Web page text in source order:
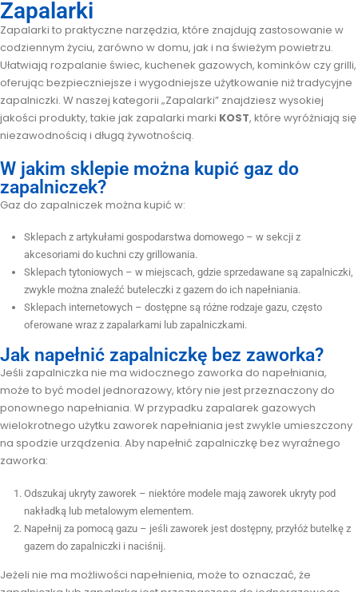
Zapalarki
Zapalarki to praktyczne narzędzia, które znajdują zastosowanie w
codziennym życiu, zarówno w domu, jak i na świeżym powietrzu.
Ułatwiają rozpalanie świec, kuchenek gazowych, kominków czy grilli,
oferując bezpieczniejsze i wygodniejsze użytkowanie niż tradycyjne
zapalniczki. W naszej kategorii „Zapalarki” znajdziesz wysokiej
jakości produkty, takie jak zapalarki marki KOST, które wyróżniają się
niezawodnością i długą żywotnością.
W jakim sklepie można kupić gaz do
zapalniczek?
Gaz do zapalniczek można kupić w:
Sklepach z artykułami gospodarstwa domowego – w sekcji z
akcesoriami do kuchni czy grillowania.
Sklepach tytoniowych – w miejscach, gdzie sprzedawane są zapalniczki,
zwykle można znaleźć buteleczki z gazem do ich napełniania.
Sklepach internetowych – dostępne są różne rodzaje gazu, często
oferowane wraz z zapalarkami lub zapalniczkami.
Jak napełnić zapalniczkę bez zaworka?
Jeśli zapalniczka nie ma widocznego zaworka do napełniania,
może to być model jednorazowy, który nie jest przeznaczony do
ponownego napełniania. W przypadku zapalarek gazowych
wielokrotnego użytku zaworek napełniania jest zwykle umieszczony
na spodzie urządzenia. Aby napełnić zapalniczkę bez wyraźnego
zaworka:
Odszukaj ukryty zaworek – niektóre modele mają zaworek ukryty pod
nakładką lub metalowym elementem.
Napełnij za pomocą gazu – jeśli zaworek jest dostępny, przyłóż butelkę z
gazem do zapalniczki i naciśnij.
Jeżeli nie ma możliwości napełnienia, może to oznaczać, że